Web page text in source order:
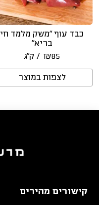
כבד עוף “משק מלמד חי
בריא”
₪85 / ק״ג
לצפות במוצר
קישורים מהירים